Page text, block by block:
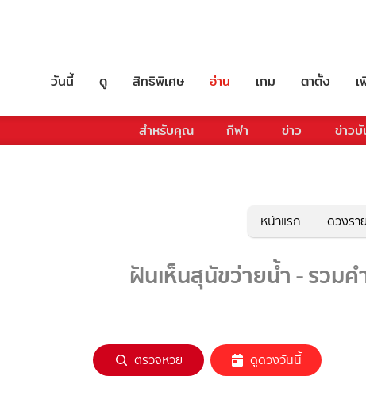
วันนี้ ดู สิทธิพิเศษ อ่าน เกม ตาตั้ง
สำหรับคุณ กีฬา ข่าว ข่าว
หน้าแรก ดวงรา
ฝันเห็นสุนัขว่ายน้ำ - รวม
ตรวจหวย ดูดวงวันนี้